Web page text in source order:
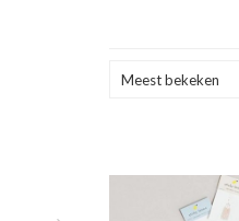
Meest bekeken